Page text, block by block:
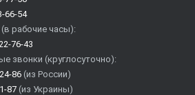
66-54
рабочие часы):
76-43
звонки (круглосуточно):
86 (из России)
87 (из Украины)